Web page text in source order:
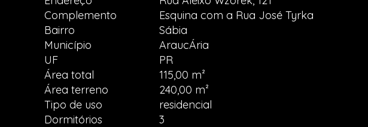
Complemento
Esquina com a Rua José Tyrka
Bairro
Sábia
Município
AraucÁria
UF
PR
Área total
115,00 m²
Área terreno
240,00 m²
Tipo de uso
residencial
Dormitórios
3